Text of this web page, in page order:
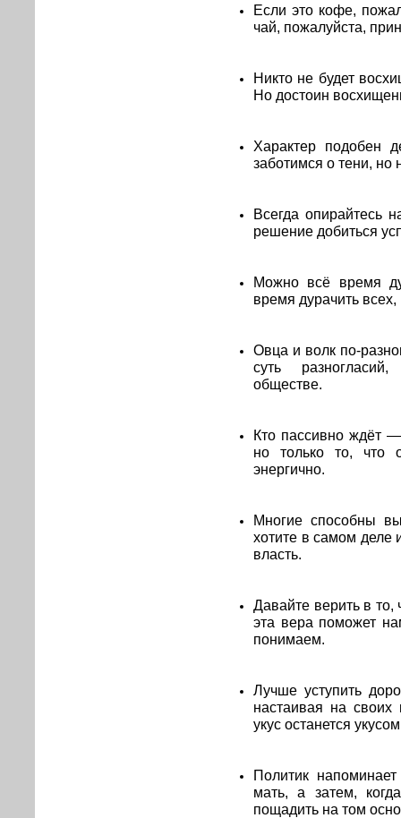
Если это кофе,
чай, пожалуйста,
Никто не будет
Но достоин
Характер подобен
заботимся о тени, но
Всегда опирайтесь
решение добиться
Можно всё время
время дурачить
Овца и волк по-
суть
обществе.
Кто пассивно ждёт
но только то, что
энергично.
Многие способны
хотите в самом деле
власть.
Давайте верить в
эта вера поможет
понимаем.
Лучше уступить
настаивая на
укус останется
Политик
мать, а затем,
пощадить на том